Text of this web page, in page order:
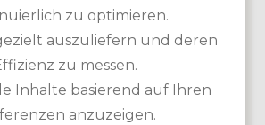
ohne Golfschläger auf die Anlage
wäre die Zeit dort kaum verschwendet
zu optimieren.
auszuliefern und deren
zu messen.
Inhalte basierend auf Ihren
anzuzeigen.